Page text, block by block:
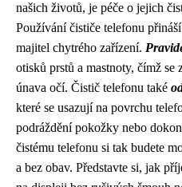
našich životů, je péče o jejich
Používání čističe telefonu
majitel chytrého zařízení.
otisků prstů a mastnoty, čímž se
únava očí. Čistič telefonu také
které se usazují na povrchu
podráždění pokožky nebo
čistému telefonu si tak budete
a bez obav. Představte si, jak